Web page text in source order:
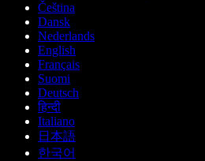
Čeština
Dansk
Nederlands
English
Français
Suomi
Deutsch
हिन्दी
Italiano
日本語
한국어